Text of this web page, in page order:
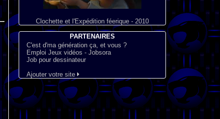
Clochette et l'Expédition féerique - 2010
PARTENAIRES
C'est d'ma génération ça, et vous ?
Emploi Jeux vidéos - Jobsora
Job pour dessinateur
Ajouter votre site